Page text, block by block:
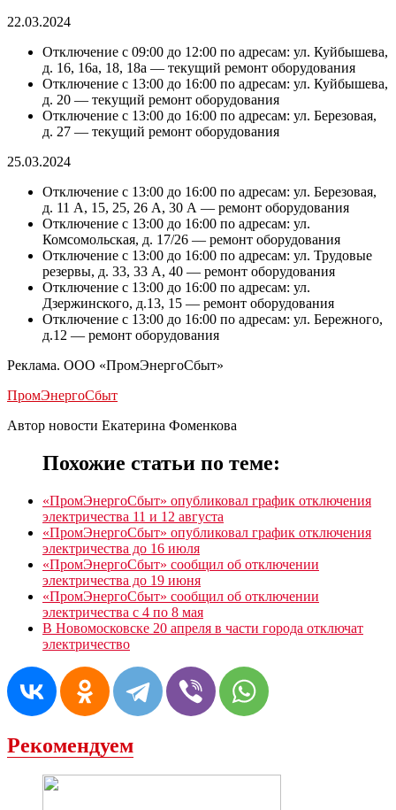
22.03.2024
Отключение c 09:00 до 12:00 по адресам: ул. Куйбышева,
д. 16, 16а, 18, 18а — текущий ремонт оборудования
Отключение c 13:00 до 16:00 по адресам: ул. Куйбышева,
д. 20 — текущий ремонт оборудования
Отключение c 13:00 до 16:00 по адресам: ул. Березовая,
д. 27 — текущий ремонт оборудования
25.03.2024
Отключение c 13:00 до 16:00 по адресам: ул. Березовая,
д. 11 А, 15, 25, 26 А, 30 А — ремонт оборудования
Отключение c 13:00 до 16:00 по адресам: ул.
Комсомольская, д. 17/26 — ремонт оборудования
Отключение c 13:00 до 16:00 по адресам: ул. Трудовые
резервы, д. 33, 33 А, 40 — ремонт оборудования
Отключение c 13:00 до 16:00 по адресам: ул.
Дзержинского, д.13, 15 — ремонт оборудования
Отключение c 13:00 до 16:00 по адресам: ул. Бережного,
д.12 — ремонт оборудования
Реклама. ООО «ПромЭнергоСбыт»
ПромЭнергоСбыт
Автор новости Екатерина Фоменкова
Похожие статьи по теме:
«ПромЭнергоСбыт» опубликовал график отключения
электричества 11 и 12 августа
«ПромЭнергоСбыт» опубликовал график отключения
электричества до 16 июля
«ПромЭнергоСбыт» сообщил об отключении
электричества до 19 июня
«ПромЭнергоСбыт» сообщил об отключении
электричества с 4 по 8 мая
В Новомосковске 20 апреля в части города отключат
электричество
Рекомендуем